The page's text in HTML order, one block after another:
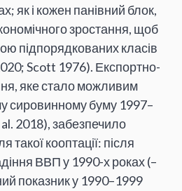
як і кожен панівний блок,
зростання, щоб
підпорядкованих класів
Scott 1976). Експортно-
яке стало можливим
сировинному буму 1997–
2018), забезпечило
такої кооптації: після
ВВП у 1990-х роках (–
показник у 1990–1999